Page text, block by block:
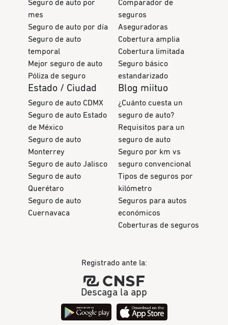
Seguro de auto por
mes
Seguro de auto por día
Seguro de auto
temporal
Mejor seguro de auto
Póliza de seguro
Comparador de
seguros
Aseguradoras
Cobertura amplia
Cobertura limitada
Seguro básico
estandarizado
Estado / Ciudad
Seguro de auto CDMX
Seguro de auto Estado
de México
Seguro de auto
Monterrey
Seguro de auto Jalisco
Seguro de auto
Querétaro
Seguro de auto
Cuernavaca
Blog miituo
¿Cuánto cuesta un
seguro de auto?
Requisitos para un
seguro de auto
Seguro por km vs
seguro convencional
Tipos de seguros por
kilómetro
Seguros para autos
económicos
Coberturas de seguros
Registrado ante la:
Descaga la app